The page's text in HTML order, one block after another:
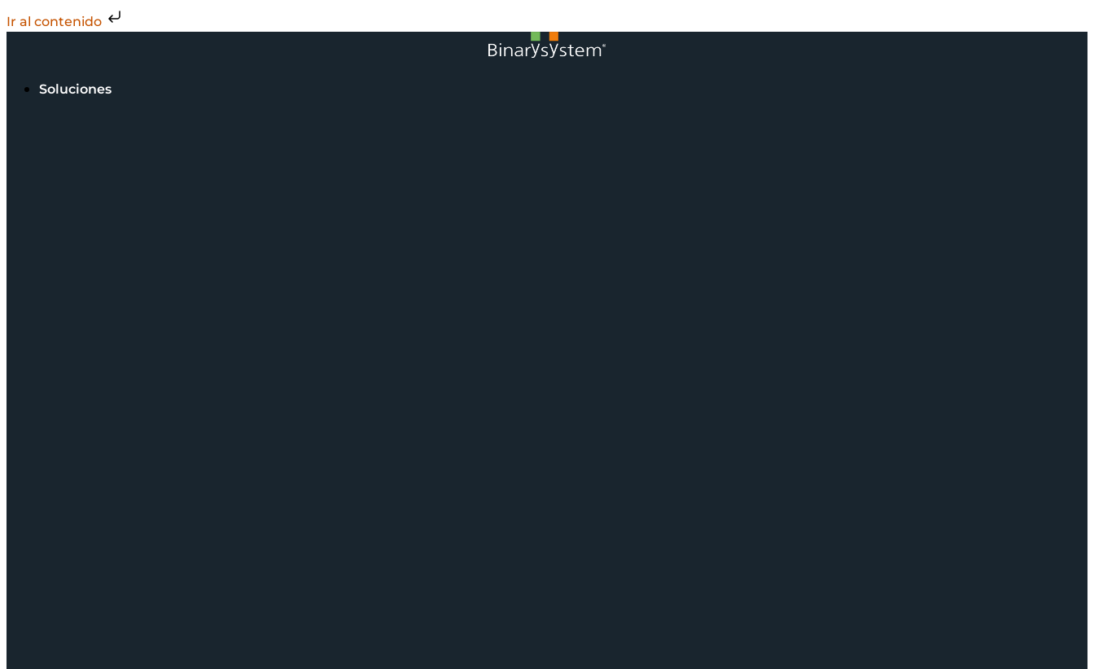
Ir al contenido
Soluciones